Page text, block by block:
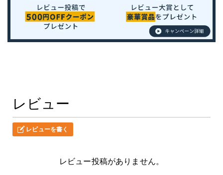
レビュー
レビューを書く
レビュー投稿がありません。